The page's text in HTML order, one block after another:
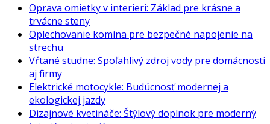
Oprava omietky v interieri: Základ pre krásne a
trvácne steny
Oplechovanie komína pre bezpečné napojenie na
strechu
Vŕtané studne: Spoľahlivý zdroj vody pre domácnosti
aj firmy
Elektrické motocykle: Budúcnosť modernej a
ekologickej jazdy
Dizajnové kvetináče: Štýlový doplnok pre moderný